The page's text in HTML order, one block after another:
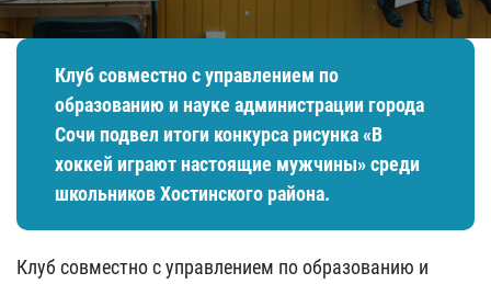
​Клуб совместно с управлением по
образованию и науке администрации города
Сочи подвел итоги конкурса рисунка «В
хоккей играют настоящие мужчины» среди
школьников Хостинского района.
​Клуб совместно с управлением по образованию и